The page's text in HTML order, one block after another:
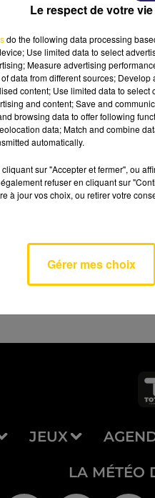
AVEYRON NORD
JEUX
LA MÉTÉO
Le respect de votre
do the following data processing
Use limited data to select
Measure advertising
data from different sources;
content; Use limited data to
and content; Save and
browsing data to offer following
data; Match and combine
automatically.
sur "Accepter et fermer", ou
refuser en cliquant sur
à jour vos choix, ou retirer votre
Gérer mes choix